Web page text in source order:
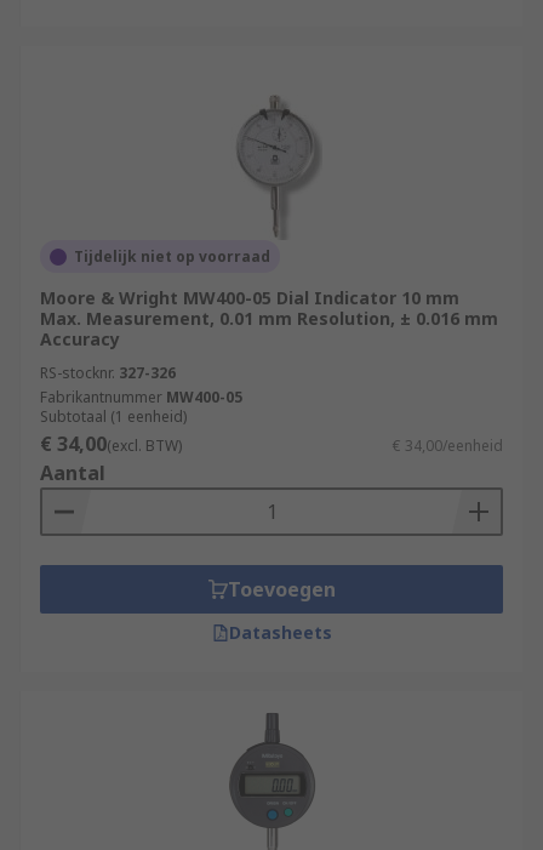
Tijdelijk niet op voorraad
Moore & Wright MW400-05 Dial Indicator 10 mm
Max. Measurement, 0.01 mm Resolution, ± 0.016 mm
Accuracy
RS-stocknr. 327-326
Fabrikantnummer MW400-05
Subtotaal (1 eenheid)
€ 34,00(excl. BTW) € 34,00/eenheid
Aantal
Toevoegen
Datasheets